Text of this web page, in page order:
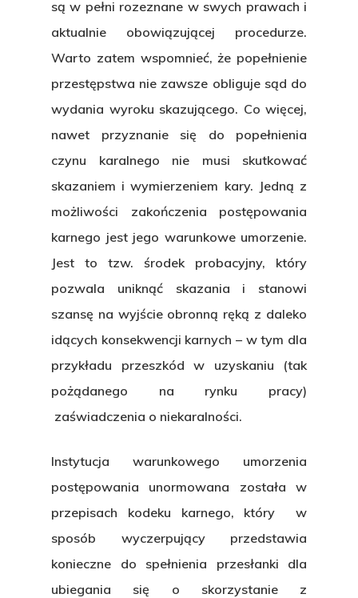
Hit enter to search or ESC to close
są w pełni rozeznane w swych prawach i
aktualnie obowiązującej procedurze.
Warto zatem wspomnieć, że popełnienie
przestępstwa nie zawsze obliguje sąd do
wydania wyroku skazującego. Co więcej,
nawet przyznanie się do popełnienia
czynu karalnego nie musi skutkować
skazaniem i wymierzeniem kary. Jedną z
możliwości zakończenia postępowania
karnego jest jego warunkowe umorzenie.
Jest to tzw. środek probacyjny, który
pozwala uniknąć skazania i stanowi
szansę na wyjście obronną ręką z daleko
idących konsekwencji karnych – w tym dla
przykładu przeszkód w uzyskaniu (tak
pożądanego na rynku pracy)
zaświadczenia o niekaralności.
Instytucja warunkowego umorzenia
postępowania unormowana została w
przepisach kodeku karnego, który w
sposób wyczerpujący przedstawia
konieczne do spełnienia przesłanki dla
ubiegania się o skorzystanie z